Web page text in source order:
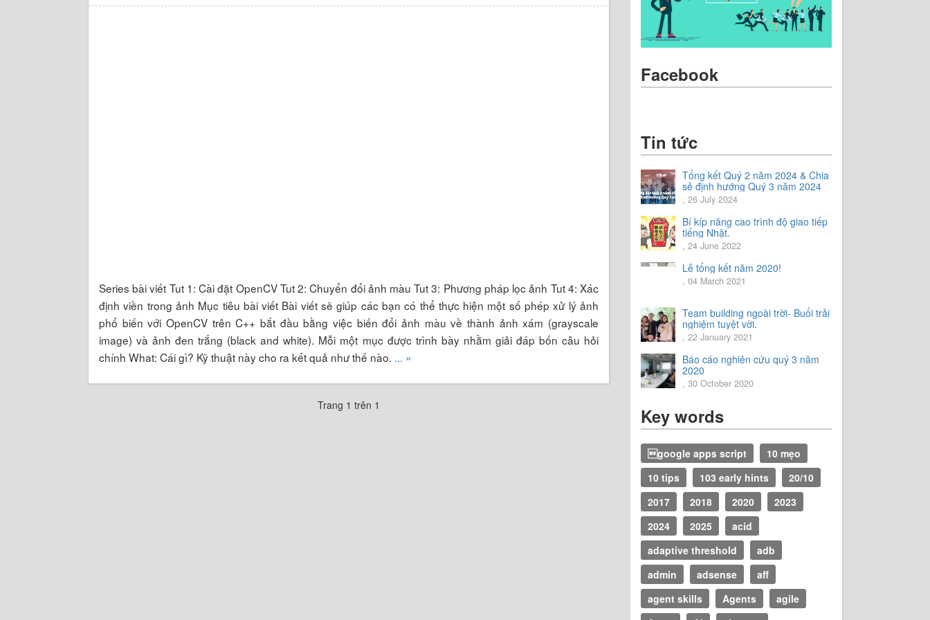
Series bài viết Tut 1: Cài đặt OpenCV Tut 2: Chuyển đổi ảnh màu Tut 3: Phương pháp lọc ảnh Tut 4: Xác
định viền trong ảnh Mục tiêu bài viết Bài viết sẽ giúp các bạn có thể thực hiện một số phép xử lý ảnh
phổ biến với OpenCV trên C++ bắt đầu bằng việc biến đổi ảnh màu về thành ảnh xám (grayscale
image) và ảnh đen trắng (black and white). Mỗi một mục được trình bày nhằm giải đáp bốn câu hỏi
chính What: Cái gì? Kỹ thuật này cho ra kết quả như thế nào. ... »
Trang 1 trên 1
Facebook
Tin tức
Tổng kết Quý 2 năm 2024 & Chia
sẻ định hướng Quý 3 năm 2024
, 26 July 2024
Bí kíp nâng cao trình độ giao tiếp
tiếng Nhật.
, 24 June 2022
Lễ tổng kết năm 2020!
, 04 March 2021
Team building ngoài trời- Buổi trải
nghiệm tuyệt vời.
, 22 January 2021
Báo cáo nghiên cứu quý 3 năm
2020
, 30 October 2020
Key words
google apps script
10 mẹo
10 tips
103 early hints
20/10
2017
2018 2020
2023
2024
2025
acid
adaptive threshold
adb
admin
adsense
aff
agent skills
Agents
agile